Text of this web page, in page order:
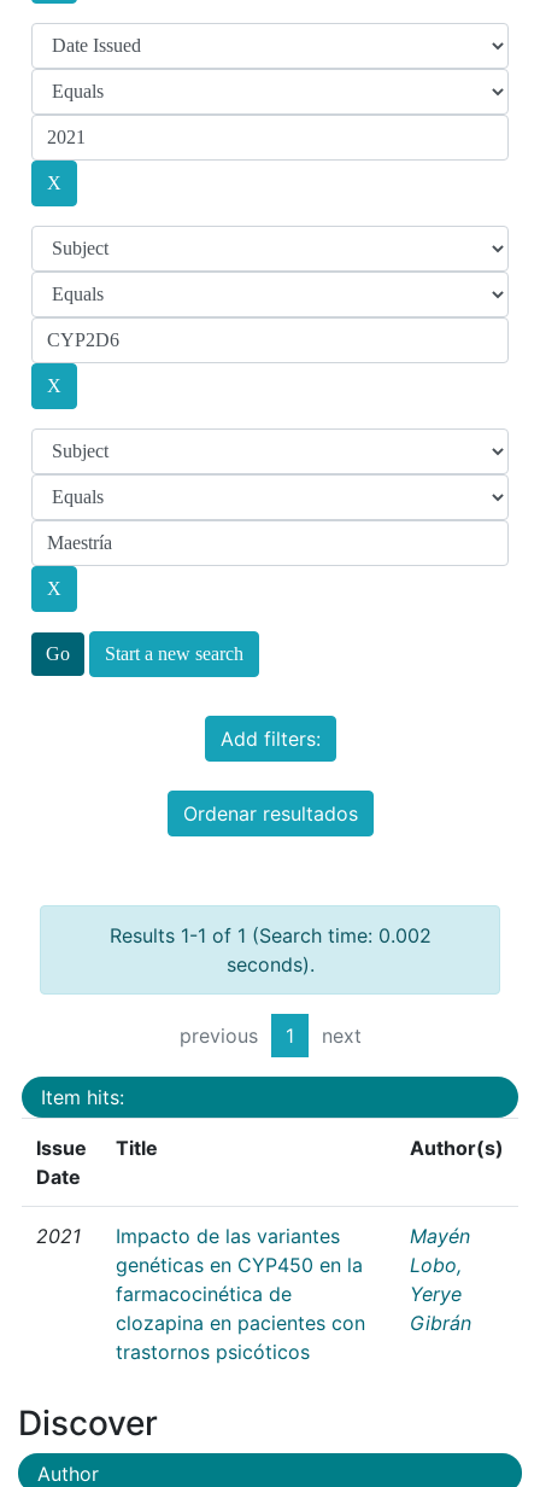
Start a new search
Add filters:
Ordenar resultados
Results 1-1 of 1 (Search time: 0.002
seconds).
previous 1 next
Item hits:
Issue
Date
Title Author(s)
2021
Impacto de las variantes
genéticas en CYP450 en la
farmacocinética de
clozapina en pacientes con
trastornos psicóticos
Mayén
Lobo,
Yerye
Gibrán
Discover
Author